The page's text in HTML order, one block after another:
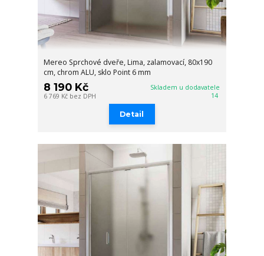
Mereo Sprchové dveře, Lima, zalamovací, 80x190
cm, chrom ALU, sklo Point 6 mm
8 190 Kč
6 769 Kč bez DPH
Skladem u dodavatele
14
Detail